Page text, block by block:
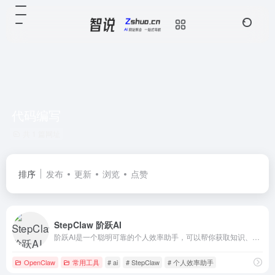
排序 发布 更新 浏览 点赞
StepClaw 阶跃AI
OpenClaw 常用工具 # ai # StepClaw # 个人效率助手